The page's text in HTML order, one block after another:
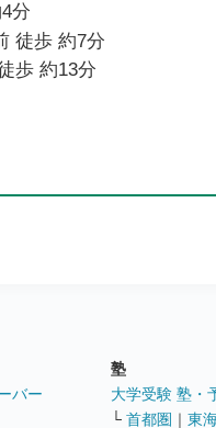
分
徒歩 約7分
歩 約13分
バー
塾
大学受験 塾・
└ 首都圏 ｜ 東